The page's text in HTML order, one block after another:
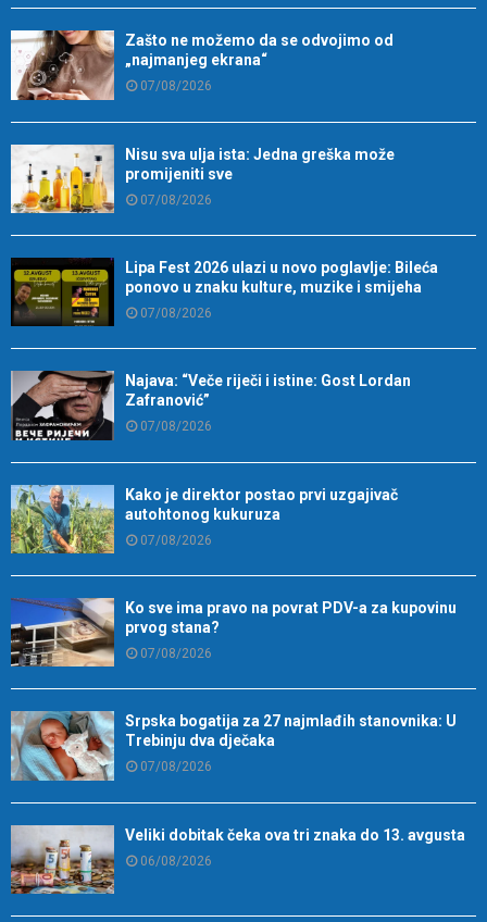
Zašto ne možemo da se odvojimo od
„najmanjeg ekrana“
07/08/2026
Nisu sva ulja ista: Jedna greška može
promijeniti sve
07/08/2026
Lipa Fest 2026 ulazi u novo poglavlje: Bileća
ponovo u znaku kulture, muzike i smijeha
07/08/2026
Najava: “Veče riječi i istine: Gost Lordan
Zafranović”
07/08/2026
Kako je direktor postao prvi uzgajivač
autohtonog kukuruza
07/08/2026
Ko sve ima pravo na povrat PDV-a za kupovinu
prvog stana?
07/08/2026
Srpska bogatija za 27 najmlađih stanovnika: U
Trebinju dva dječaka
07/08/2026
Veliki dobitak čeka ova tri znaka do 13. avgusta
06/08/2026